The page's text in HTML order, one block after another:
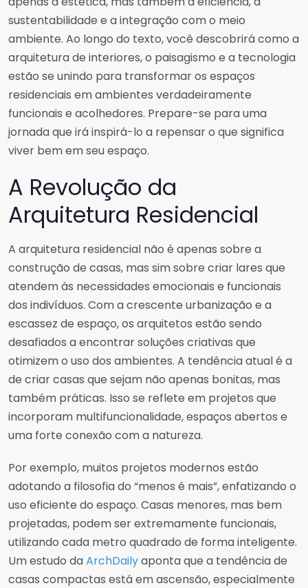
sustentabilidade e a integração com o meio
ambiente. Ao longo do texto, você descobrirá como a
arquitetura de interiores, o paisagismo e a tecnologia
estão se unindo para transformar os espaços
residenciais em ambientes verdadeiramente
funcionais e acolhedores. Prepare-se para uma
jornada que irá inspirá-lo a repensar o que significa
viver bem em seu espaço.
A Revolução da
Arquitetura Residencial
A arquitetura residencial não é apenas sobre a
construção de casas, mas sim sobre criar lares que
atendem às necessidades emocionais e funcionais
dos indivíduos. Com a crescente urbanização e a
escassez de espaço, os arquitetos estão sendo
desafiados a encontrar soluções criativas que
otimizem o uso dos ambientes. A tendência atual é a
de criar casas que sejam não apenas bonitas, mas
também práticas. Isso se reflete em projetos que
incorporam multifuncionalidade, espaços abertos e
uma forte conexão com a natureza.
Por exemplo, muitos projetos modernos estão
adotando a filosofia do “menos é mais”, enfatizando o
uso eficiente do espaço. Casas menores, mas bem
projetadas, podem ser extremamente funcionais,
utilizando cada metro quadrado de forma inteligente.
Um estudo daArchDailyaponta que a tendência de
casas compactas está em ascensão, especialmente